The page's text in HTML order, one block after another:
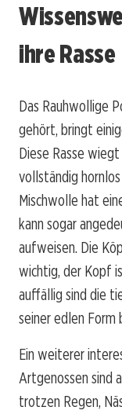
ihre Rasse
Das Rauhwollige
gehört, bringt
Diese Rasse
vollständig
Mischwolle hat
kann sogar
aufweisen. Die
wichtig, der Kopf
auffällig sind die
seiner edlen Form
Ein weiterer
Artgenossen sind
trotzen Regen,